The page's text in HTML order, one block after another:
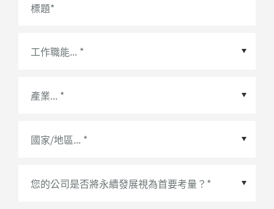
標題*
國家/地區*